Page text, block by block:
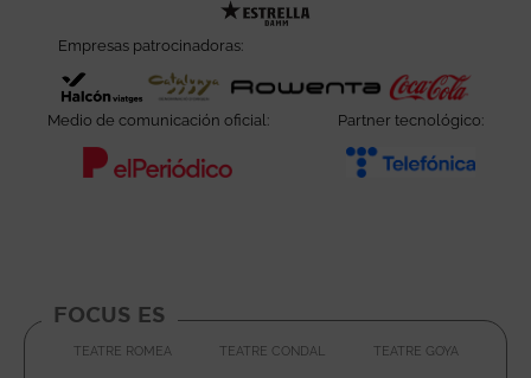
Empresas patrocinadoras:
Abre en nueva ventana
Abre en nueva ventanaAbre en nueva
Medio de comunicación oficial:
Abre en nueva ventana
Partner tecnológico:
Abre
FOCUS ES
TEATRE ROMEA
ABRE EN NUEVA VENTANA
TEATRE CONDAL TEATRE GOYA
ABRE